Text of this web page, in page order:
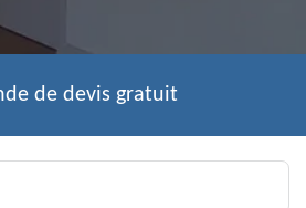
de devis gratuit